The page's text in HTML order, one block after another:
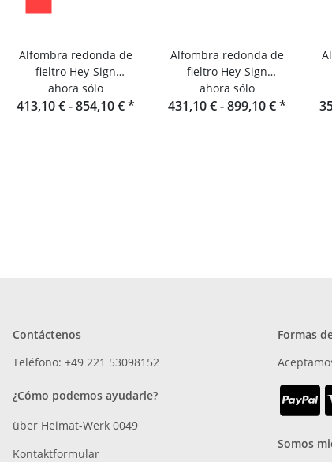
Alfombra redonda de
fieltro Hey-Sign
Alfombra Pappus
ahora sólo
413,10 € -854,10 €*
Alfombra redonda de
fieltro Hey-Sign
Alfombra Grate
ahora sólo
431,10 € -899,10 €*
Contáctenos
Teléfono: +49 221 53098152
¿Cómo podemos ayudarle?
über Heimat-Werk 0049
Kontaktformular
Formas
Somos